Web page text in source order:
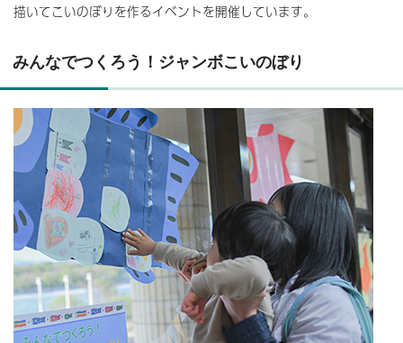
描いてこいのぼりを作るイベントを開催しています。
みんなでつくろう！ジャンボこいのぼり